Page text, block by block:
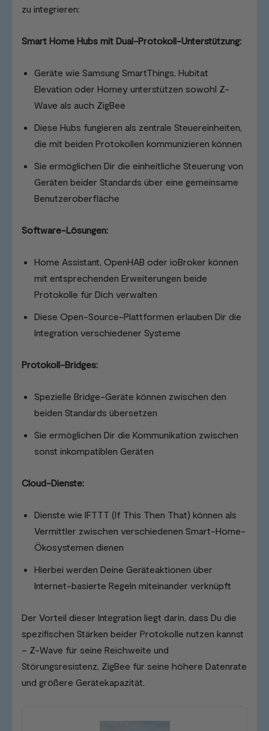
zu integrieren:
Smart Home Hubs mit Dual-Protokoll-Unterstützung:
Geräte wie Samsung SmartThings, Hubitat
Elevation oder Homey unterstützen sowohl Z-
Wave als auch ZigBee
Diese Hubs fungieren als zentrale Steuereinheiten,
die mit beiden Protokollen kommunizieren können
Sie ermöglichen Dir die einheitliche Steuerung von
Geräten beider Standards über eine gemeinsame
Benutzeroberfläche
Software-Lösungen:
Home Assistant, OpenHAB oder ioBroker können
mit entsprechenden Erweiterungen beide
Protokolle für Dich verwalten
Diese Open-Source-Plattformen erlauben Dir die
Integration verschiedener Systeme
Protokoll-Bridges:
Spezielle Bridge-Geräte können zwischen den
beiden Standards übersetzen
Sie ermöglichen Dir die Kommunikation zwischen
sonst inkompatiblen Geräten
Cloud-Dienste:
Dienste wie IFTTT (If This Then That) können als
Vermittler zwischen verschiedenen Smart-Home-
Ökosystemen dienen
Hierbei werden Deine Geräteaktionen über
Internet-basierte Regeln miteinander verknüpft
Der Vorteil dieser Integration liegt darin, dass Du die
spezifischen Stärken beider Protokolle nutzen kannst
– Z-Wave für seine Reichweite und
Störungsresistenz, ZigBee für seine höhere Datenrate
und größere Gerätekapazität.